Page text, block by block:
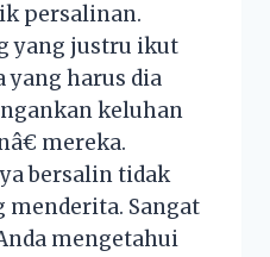
persalinan.
yang justru ikut
yang harus dia
keluhan
mereka.
bersalin tidak
menderita. Sangat
mengetahui